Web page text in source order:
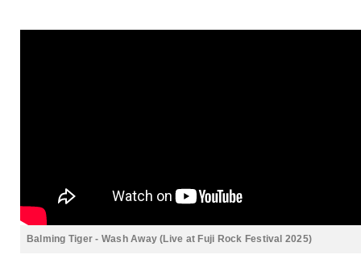
Balming Tiger - Wash Away (Live at Fuji Rock Festival 2025)